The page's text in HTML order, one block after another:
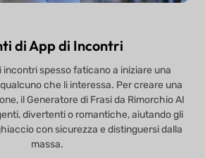
di App di Incontri
incontri spesso faticano a iniziare una
che li interessa. Per creare una
il Generatore di Frasi da Rimorchio AI
divertenti o romantiche, aiutando gli
con sicurezza e distinguersi dalla
massa.